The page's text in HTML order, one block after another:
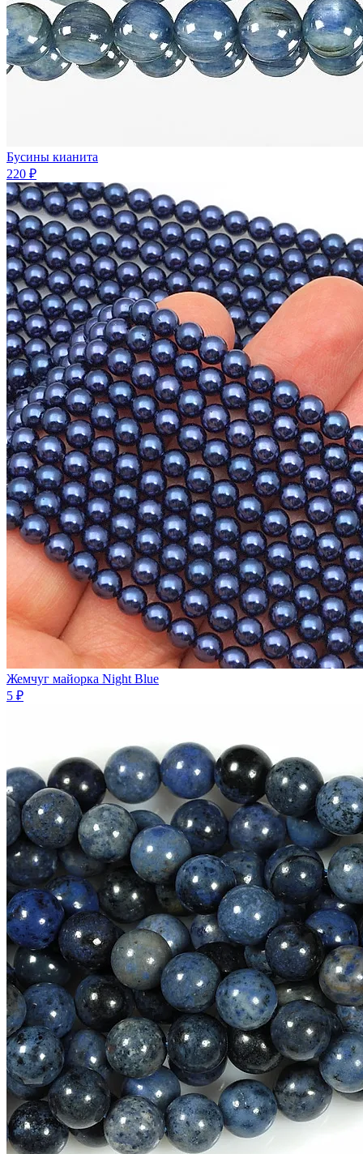
Бусины кианита
220 ₽
Жемчуг майорка Night Blue
5 ₽